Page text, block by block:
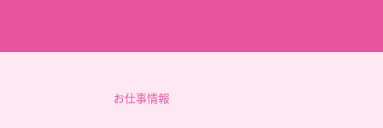
お仕事情報